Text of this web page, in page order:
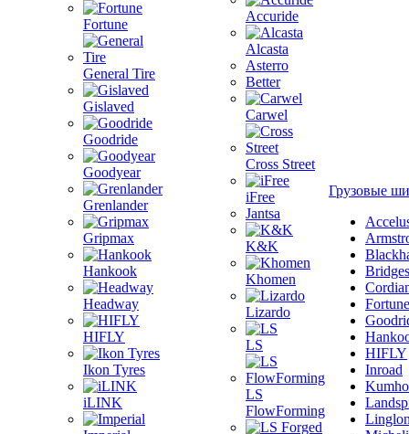
Fortune
General Tire
Gislaved
Goodride
Goodyear
Grenlander
Gripmax
Hankook
Headway
HIFLY
Ikon Tyres
iLINK
Accuride
Alcasta
Asterro
Better
Carwel
Cross Street
iFree
Jantsa
K&K
Khomen
Lizardo
LS
LS
FlowForming
Грузовые
Fortune
HIFLY
Inroad
Kumho